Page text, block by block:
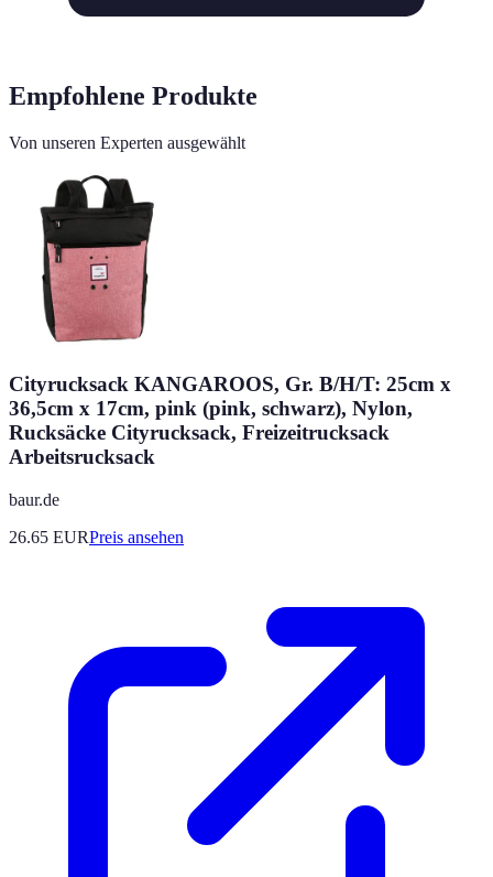
Empfohlene Produkte
Von unseren Experten ausgewählt
Cityrucksack KANGAROOS, Gr. B/H/T: 25cm x
36,5cm x 17cm, pink (pink, schwarz), Nylon,
Rucksäcke Cityrucksack, Freizeitrucksack
Arbeitsrucksack
baur.de
26.65 EURPreis ansehen